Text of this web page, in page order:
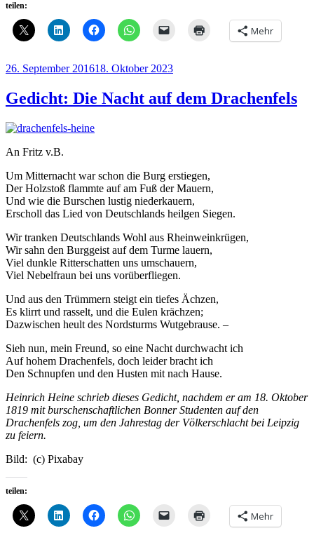
teilen:
Mehr
Veröffentlicht
26. September 201618. Oktober 2023
Gedicht: Die Nacht auf dem Drachenfels
An Fritz v.B.
Um Mitternacht war schon die Burg erstiegen,
Der Holzstoß flammte auf am Fuß der Mauern,
Und wie die Burschen lustig niederkauern,
Erscholl das Lied von Deutschlands heilgen Siegen.
Wir tranken Deutschlands Wohl aus Rheinweinkrügen,
Wir sahn den Burggeist auf dem Turme lauern,
Viel dunkle Ritterschatten uns umschauern,
Viel Nebelfraun bei uns vorüberfliegen.
Und aus den Trümmern steigt ein tiefes Ächzen,
Es klirrt und rasselt, und die Eulen krächzen;
Dazwischen heult des Nordsturms Wutgebrause. –
Sieh nun, mein Freund, so eine Nacht durchwacht ich
Auf hohem Drachenfels, doch leider bracht ich
Den Schnupfen und den Husten mit nach Hause.
Heinrich Heine schrieb dieses Gedicht, nachdem er am 18. Oktober
1819 mit burschenschaftlichen Bonner Studenten auf den
Drachenfels zog, um den Jahrestag der Völkerschlacht bei Leipzig
zu feiern.
Bild: (c) Pixabay
teilen:
Mehr